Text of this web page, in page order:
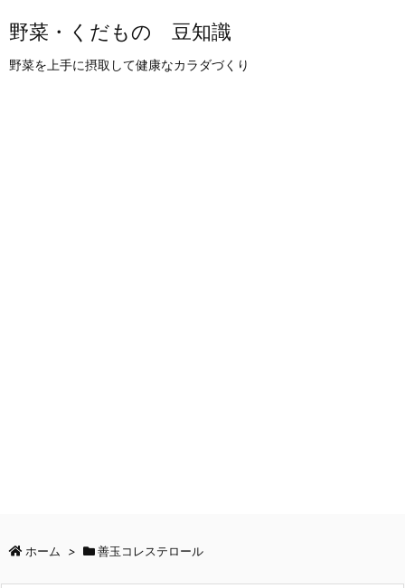
野菜・くだもの 豆知識
野菜を上手に摂取して健康なカラダづくり
ホーム > 善玉コレステロール